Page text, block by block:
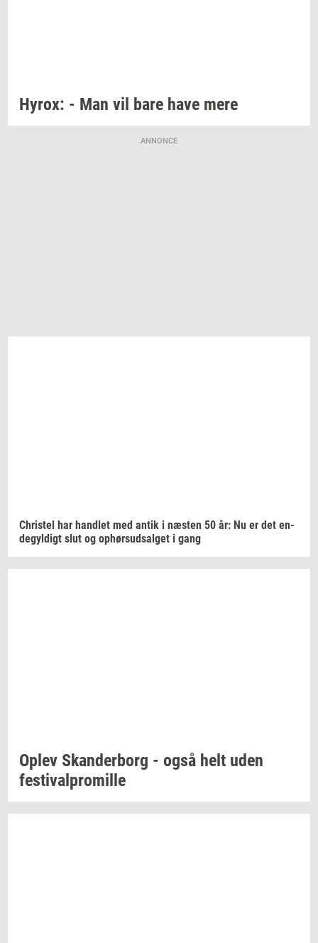
Hyrox: - Man vil bare have mere
ANNONCE
Chri­stel har hand­let med antik i næ­sten 50 år: Nu er det en­
de­gyl­digt slut og op­hør­s­ud­sal­get i gang
Oplev Skan­der­borg - også helt uden
festi­val­pro­mil­le